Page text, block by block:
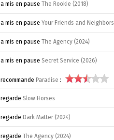
a mis en pause The Rookie (2018)
a mis en pause Your Friends and Neighbors
a mis en pause The Agency (2024)
a mis en pause Secret Service (2026)
recommande Paradise :
regarde Slow Horses
regarde Dark Matter (2024)
regarde The Agency (2024)